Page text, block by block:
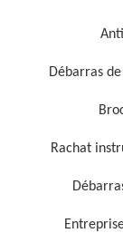
Débarras
Rachat